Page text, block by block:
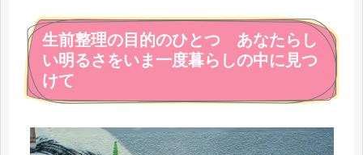
生前整理の目的のひとつ あなたらし
い明るさをいま一度暮らしの中に見つ
けて